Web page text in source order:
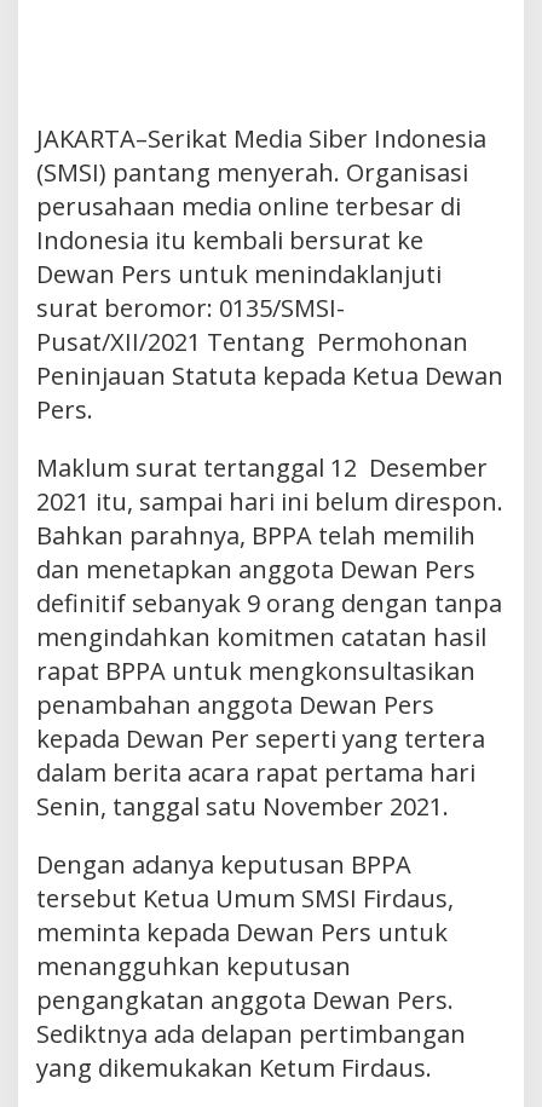
JAKARTA–Serikat Media Siber Indonesia
(SMSI) pantang menyerah. Organisasi
perusahaan media online terbesar di
Indonesia itu kembali bersurat ke
Dewan Pers untuk menindaklanjuti
surat beromor: 0135/SMSI-
Pusat/XII/2021 Tentang Permohonan
Peninjauan Statuta kepada Ketua Dewan
Pers.
Maklum surat tertanggal 12 Desember
2021 itu, sampai hari ini belum direspon.
Bahkan parahnya, BPPA telah memilih
dan menetapkan anggota Dewan Pers
definitif sebanyak 9 orang dengan tanpa
mengindahkan komitmen catatan hasil
rapat BPPA untuk mengkonsultasikan
penambahan anggota Dewan Pers
kepada Dewan Per seperti yang tertera
dalam berita acara rapat pertama hari
Senin, tanggal satu November 2021.
Dengan adanya keputusan BPPA
tersebut Ketua Umum SMSI Firdaus,
meminta kepada Dewan Pers untuk
menangguhkan keputusan
pengangkatan anggota Dewan Pers.
Sediktnya ada delapan pertimbangan
yang dikemukakan Ketum Firdaus.